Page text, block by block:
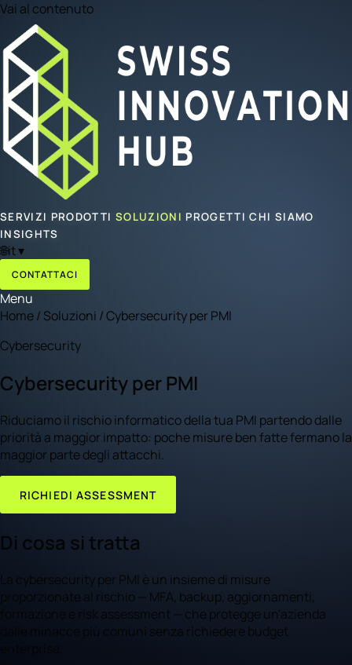
Vai al contenuto
SERVIZI PRODOTTI SOLUZIONI PROGETTICHI SIAMO
INSIGHTS
🌐it▾
CONTATTACI
Menu
Home/ Soluzioni /Cybersecurity per PMI
Cybersecurity
Cybersecurity per PMI
Riduciamo il rischio informatico della tua PMI partendo dalle
priorità a maggior impatto: poche misure ben fatte fermano la
maggior parte degli attacchi.
RICHIEDI ASSESSMENT
Di cosa si tratta
La cybersecurity per PMI è un insieme di misure
proporzionate al rischio — MFA, backup, aggiornamenti,
formazione e risk assessment — che protegge un'azienda
dalle minacce più comuni senza richiedere budget